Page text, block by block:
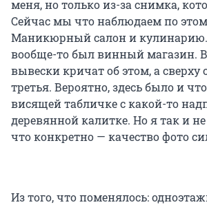
меня, но только из-за снимка,
Сейчас мы что наблюдаем по
Маникюрный салон и
вообще-то был винный магазин.
вывески кричат об этом, а сверху
третья. Вероятно, здесь было и
висящей табличке с какой-то
деревянной калитке. Но я так и
что конкретно — качество фото
Из того, что поменялось: